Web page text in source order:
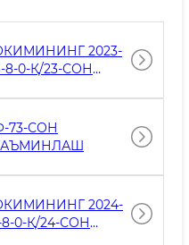
2023-
0-Қ/23-СОН
73-СОН
2024-
0-Қ/24-СОН